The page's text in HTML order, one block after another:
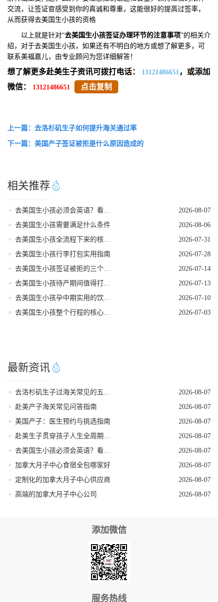
交流，让签证官感受到你的真诚和尊重，这能很好的提高过签率，
从而获得去美国生小孩的资格
以上就是针对“去美国生小孩签证办理环节的注意事项”的相关介
绍，对于去美国生小孩，如果还有不明白的地方或想了解更多，可
联系美福嘉儿，由专业顾问为您详细解答！
想了解更多赴美生子资讯可拨打电话： 13121486651 ，或添加
微信：
13121486651 点击复制
上一篇：去洛杉矶生子如何提升海关通过率
下一篇：美国产子签证被拒是什么原因造成的
相关推荐
2026-08-07
去美国生小孩需要满足什么条件
2026-08-06
2026-07-31
去美国生小孩行李打包实用指南
2026-07-28
2026-07-14
2026-07-13
2026-07-10
2026-07-03
最新资讯
2026-08-07
赴美产子海关常见问答指南
2026-08-07
美国产子：医生预约与挑选指南
2026-08-07
2026-08-07
2026-08-07
加拿大月子中心食宿全包哪家好
2026-08-07
定制化的加拿大月子中心供应商
2026-08-07
高端的加拿大月子中心公司
2026-08-07
添加微信
服务热线